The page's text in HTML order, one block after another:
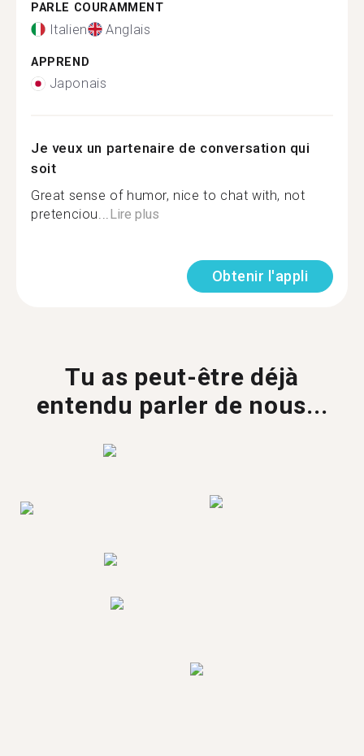
PARLE COURAMMENT
Italien Anglais
APPREND
Japonais
Je veux un partenaire de conversation qui
soit
Great sense of humor, nice to chat with, not
pretenciou...Lire plus
Obtenir l'appli
Tu as peut-être déjà
entendu parler de nous...